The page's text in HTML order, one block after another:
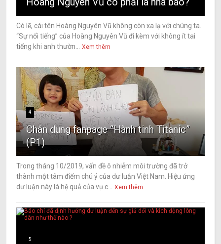
Có lẽ, cái tên Hoàng Nguyên Vũ không còn xa lạ với chúng ta.
“Sự nổi tiếng” của Hoàng Nguyên Vũ đi kèm với không ít tai
tiếng khi anh thườn...
Xem thêm
4
Chân dung fanpage “Hành tinh Titanic”
(P1)
Trong tháng 10/2019, vấn đề ô nhiễm môi trường đã trở
thành một tâm điểm chú ý của dư luận Việt Nam. Hiệu ứng
dư luận này là hệ quả của vụ c...
Xem thêm
5